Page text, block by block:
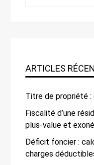
ARTICLES
Titre de propriété
Fiscalité d’une
plus-value et
Déficit foncier :
charges